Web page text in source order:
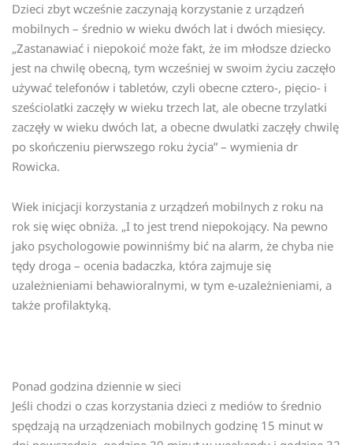
Dzieci zbyt wcześnie zaczynają korzystanie z urządzeń
mobilnych – średnio w wieku dwóch lat i dwóch miesięcy.
„Zastanawiać i niepokoić może fakt, że im młodsze dziecko
jest na chwilę obecną, tym wcześniej w swoim życiu zaczęło
używać telefonów i tabletów, czyli obecne cztero-, pięcio- i
sześciolatki zaczęły w wieku trzech lat, ale obecne trzylatki
zaczęły w wieku dwóch lat, a obecne dwulatki zaczęły chwilę
po skończeniu pierwszego roku życia” – wymienia dr
Rowicka.
Wiek inicjacji korzystania z urządzeń mobilnych z roku na
rok się więc obniża. „I to jest trend niepokojący. Na pewno
jako psychologowie powinniśmy bić na alarm, że chyba nie
tędy droga – ocenia badaczka, która zajmuje się
uzależnieniami behawioralnymi, w tym e-uzależnieniami, a
także profilaktyką.
Ponad godzina dziennie w sieci
Jeśli chodzi o czas korzystania dzieci z mediów to średnio
spędzają na urządzeniach mobilnych godzinę 15 minut w